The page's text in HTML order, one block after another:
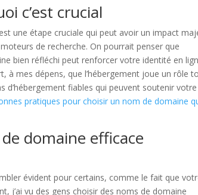
c’est crucial
une étape cruciale qui peut avoir un impact
de recherche. On pourrait penser que
bien réfléchi peut renforcer votre identité en
à mes dépens, que l’hébergement joue un rôle
d’hébergement fiables qui peuvent soutenir votre
pratiques pour choisir un nom de domaine
domaine efficace
évident pour certains, comme le fait que
j’ai vu des gens choisir des noms de domaine